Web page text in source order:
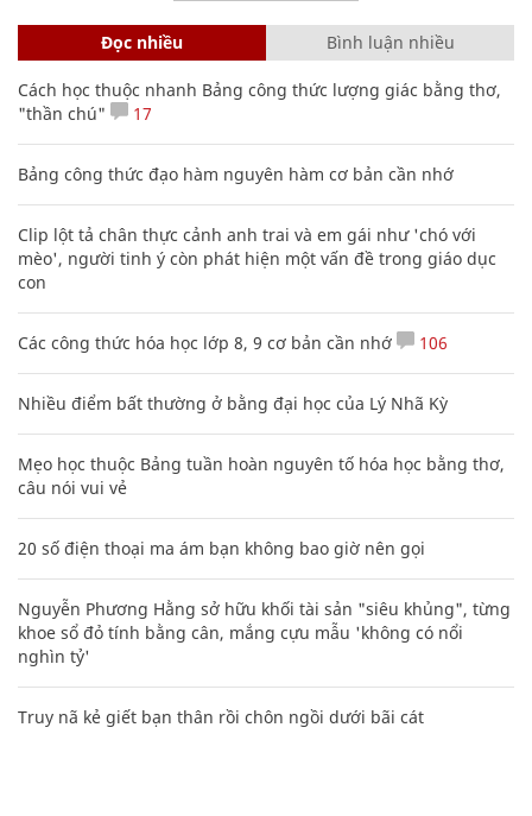
Đọc nhiều Bình luận nhiều
Cách học thuộc nhanh Bảng công thức lượng giác bằng thơ,
"thần chú"
17
Bảng công thức đạo hàm nguyên hàm cơ bản cần nhớ
Clip lột tả chân thực cảnh anh trai và em gái như 'chó với
mèo', người tinh ý còn phát hiện một vấn đề trong giáo dục
con
Các công thức hóa học lớp 8, 9 cơ bản cần nhớ 106
Nhiều điểm bất thường ở bằng đại học của Lý Nhã Kỳ
Mẹo học thuộc Bảng tuần hoàn nguyên tố hóa học bằng thơ,
câu nói vui vẻ
20 số điện thoại ma ám bạn không bao giờ nên gọi
Nguyễn Phương Hằng sở hữu khối tài sản "siêu khủng", từng
khoe sổ đỏ tính bằng cân, mắng cựu mẫu 'không có nổi
nghìn tỷ'
Truy nã kẻ giết bạn thân rồi chôn ngồi dưới bãi cát